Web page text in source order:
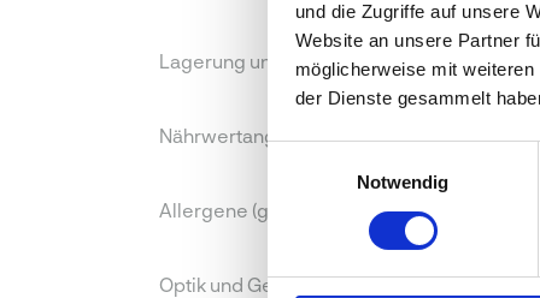
und die Zugriffe auf unsere
Website an unsere Partner
möglicherweise mit
der Dienste gesammelt
Einwilligungsauswahl
Notwendig
Lagerung und Verpackung
Nährwertangaben je 100 g
Allergene (gemäß EU-Verordnung)
Optik und Geschmack